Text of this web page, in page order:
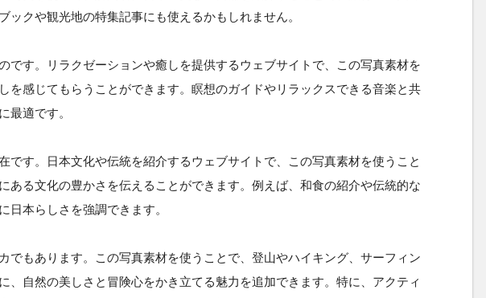
クや観光地の特集記事にも使えるかもしれません。
です。リラクゼーションや癒しを提供するウェブサイトで、この写真素材を
を感じてもらうことができます。瞑想のガイドやリラックスできる音楽と共
最適です。
です。日本文化や伝統を紹介するウェブサイトで、この写真素材を使うこと
ある文化の豊かさを伝えることができます。例えば、和食の紹介や伝統的な
日本らしさを強調できます。
でもあります。この写真素材を使うことで、登山やハイキング、サーフィン
、自然の美しさと冒険心をかき立てる魅力を追加できます。特に、アクティ